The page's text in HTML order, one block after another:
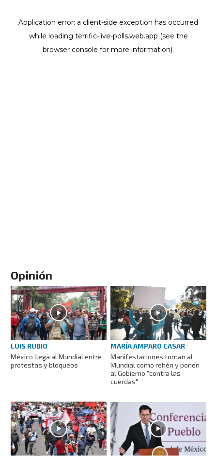
Opinión
LUIS RUBIO
México llega al Mundial entre
protestas y bloqueos
MARÍA AMPARO CASAR
Manifestaciones toman al
Mundial como rehén y ponen
al Gobierno "contra las
cuerdas"